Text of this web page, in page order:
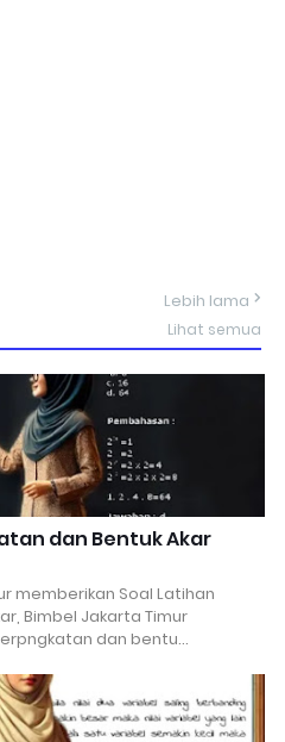
Lebih lama
Lihat semua
dan Bentuk Akar
memberikan Soal Latihan
Bimbel Jakarta Timur
dan bentu…